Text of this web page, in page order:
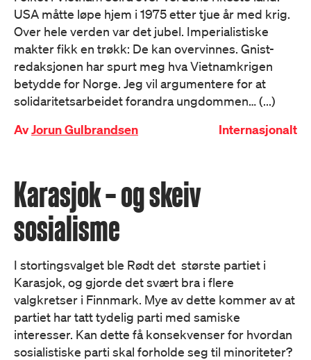
USA måtte løpe hjem i 1975 etter tjue år med krig.
Over hele verden var det jubel. Imperialistiske
makter fikk en trøkk: De kan overvinnes. Gnist-
redaksjonen har spurt meg hva Vietnamkrigen
betydde for Norge. Jeg vil argumentere for at
solidaritetsarbeidet forandra ungdommen… (...)
AvJorun Gulbrandsen Internasjonalt
Karasjok – og skeiv
sosialisme
I stortingsvalget ble Rødt det største partiet i
Karasjok, og gjorde det svært bra i flere
valgkretser i Finnmark. Mye av dette kommer av at
partiet har tatt tydelig parti med samiske
interesser. Kan dette få konsekvenser for hvordan
sosialistiske parti skal forholde seg til minoriteter?